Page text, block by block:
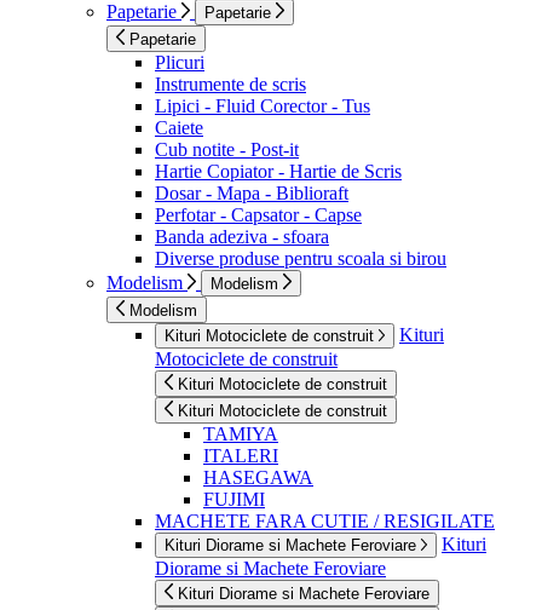
Papetarie
Papetarie
Papetarie
Plicuri
Instrumente de scris
Lipici - Fluid Corector - Tus
Caiete
Cub notite - Post-it
Hartie Copiator - Hartie de Scris
Dosar - Mapa - Biblioraft
Perfotar - Capsator - Capse
Banda adeziva - sfoara
Diverse produse pentru scoala si birou
Modelism
Modelism
Modelism
Kituri Motociclete de construit
Kituri
Motociclete de construit
Kituri Motociclete de construit
Kituri Motociclete de construit
TAMIYA
ITALERI
HASEGAWA
FUJIMI
MACHETE FARA CUTIE / RESIGILATE
Kituri Diorame si Machete Feroviare
Kituri
Diorame si Machete Feroviare
Kituri Diorame si Machete Feroviare